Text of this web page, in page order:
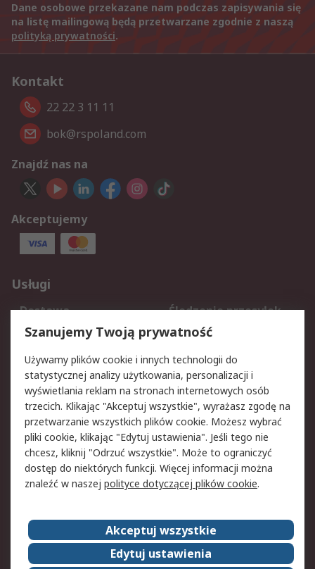
Dane osobowe przekazane nam podczas zapisywania się
na listę mailingową będą przetwarzane zgodnie z naszą
polityką prywatności.
Kontakt
22 22 3 11 11
bok@rspoland.com
Znajdź nas na
Akceptujemy
Usługi
Dostawa
Śledzenie przesyłek
Reklamacje i zwroty
Rejestracja
Aspekty prawne
Bezpieczeństwo e-
maila
Polityka dotycząca
plików cookie
Polityka prywatności
Użytkowanie witryny
Zastrzeżenia prawne
Warunki Sprzedaży
Kontakt
O firmie RS
RS na świecie
Szanujemy Twoją prywatność
Używamy plików cookie i innych technologii do
statystycznej analizy użytkowania, personalizacji i
wyświetlania reklam na stronach internetowych osób
trzecich. Klikając "Akceptuj wszystkie", wyrażasz zgodę na
przetwarzanie wszystkich plików cookie. Możesz wybrać
pliki cookie, klikając "Edytuj ustawienia". Jeśli tego nie
chcesz, kliknij "Odrzuć wszystkie". Może to ograniczyć
dostęp do niektórych funkcji. Więcej informacji można
znaleźć w naszej polityce dotyczącej plików cookie.
Akceptuj wszystkie
Edytuj ustawienia